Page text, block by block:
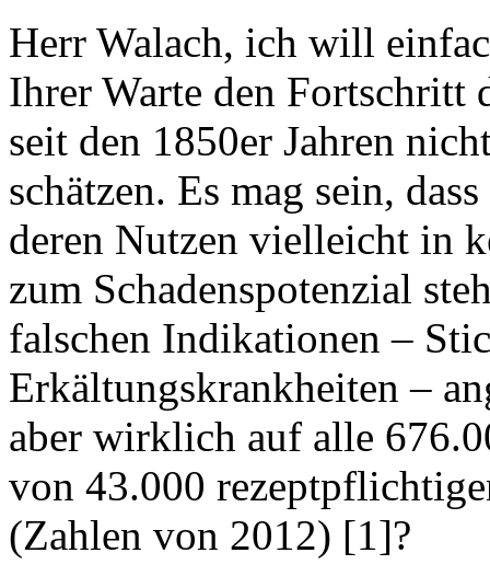
Herr Walach, ich will
Ihrer Warte den Fortschritt
seit den 1850er Jahren
schätzen. Es mag sein,
deren Nutzen vielleicht in
zum Schadenspotenzial
falschen Indikationen –
Erkältungskrankheiten –
aber wirklich auf alle
von 43.000
(Zahlen von 2012) [1]?